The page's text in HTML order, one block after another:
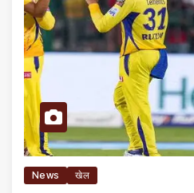
News खेल